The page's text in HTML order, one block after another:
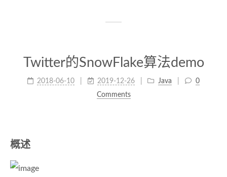
Twitter的SnowFlake算法demo
2018-06-10 2019-12-26 Java
0
Comments
概述